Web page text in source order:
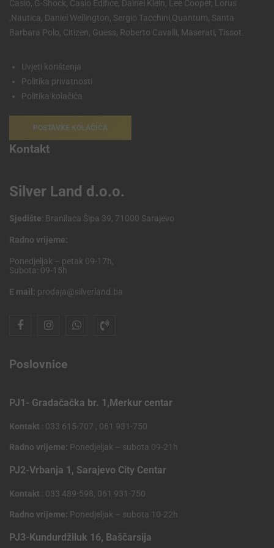
Casio, G-Shock, Casio Edifice, Dainel Klein, Lee Cooper, Lorus
,Nautica, Daniel Wellington, Sergio Tacchini,Quantum, Santa
Barbara Polo, Citizen, Guess, Roberto Cavalli, Maserati, Tissot.
Uvjeti korištenja
Politika privatnosti
Politika kolačića
POSTAVKE KOLAČIĆA
Kontakt
Silver Land d.o.o.
Sjedište: Branilaca Šipa 39, 71000 Sarajevo
Radno vrijeme:
Ponedjeljak – petak 09-17h,
Subota: 09-15h
E mail: prodaja@silverland.ba
Poslovnice
PJ1- Gradačačka br. 1,Merkur centar
Kontakt : 033 615-707 , 061 931-750
Radno vrijeme: Ponedjeljak – subota 09-21h
PJ2-Vrbanja 1, Sarajevo City Centar
Kontakt : 033 489-598, 061 931-750
Radno vrijeme: Ponedjeljak – subota 10-22h
PJ3-Kundurdžiluk 16, Baščarsija